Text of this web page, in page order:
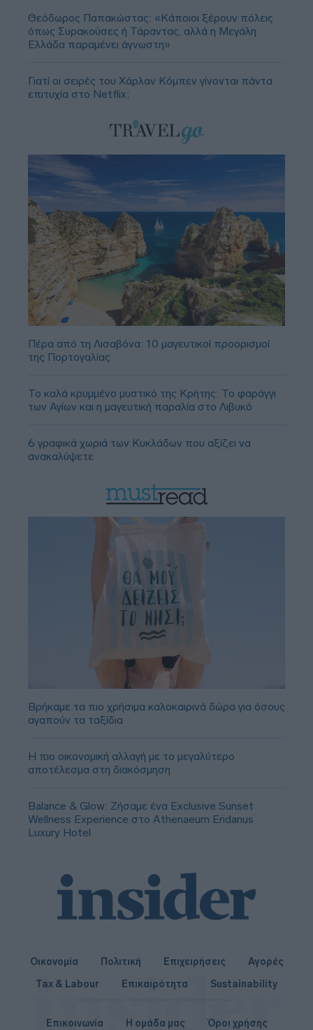
Θεόδωρος Παπακώστας: «Κάποιοι ξέρουν πόλεις
όπως Συρακούσες ή Τάραντας, αλλά η Μεγάλη
Ελλάδα παραμένει άγνωστη»
Γιατί οι σειρές του Χάρλαν Κόμπεν γίνονται πάντα
επιτυχία στο Netflix;
Πέρα από τη Λισαβόνα: 10 μαγευτικοί προορισμοί
της Πορτογαλίας
Το καλά κρυμμένο μυστικό της Κρήτης: Το φαράγγι
των Αγίων και η μαγευτική παραλία στο Λιβυκό
6 γραφικά χωριά των Κυκλάδων που αξίζει να
ανακαλύψετε
Βρήκαμε τα πιο χρήσιμα καλοκαιρινά δώρα για όσους
αγαπούν τα ταξίδια
Η πιο οικονομική αλλαγή με το μεγαλύτερο
αποτέλεσμα στη διακόσμηση
Balance & Glow: Ζήσαμε ένα Exclusive Sunset
Wellness Experience στο Athenaeum Eridanus
Luxury Hotel
Οικονομία Πολιτική Επιχειρήσεις
Αγορές
Tax & Labour
Επικαιρότητα Sustainability
Επικοινωνία Η ομάδα μας Όροι χρήσης